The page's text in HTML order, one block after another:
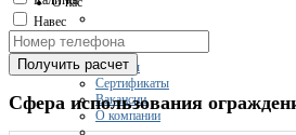
Отзывы
Сертификаты
Вакансии
О компании
Навес
Получить расчет
Сфера использования